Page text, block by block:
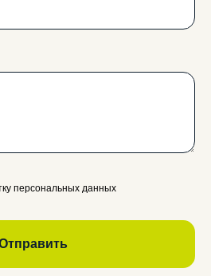
персональных данных
данных